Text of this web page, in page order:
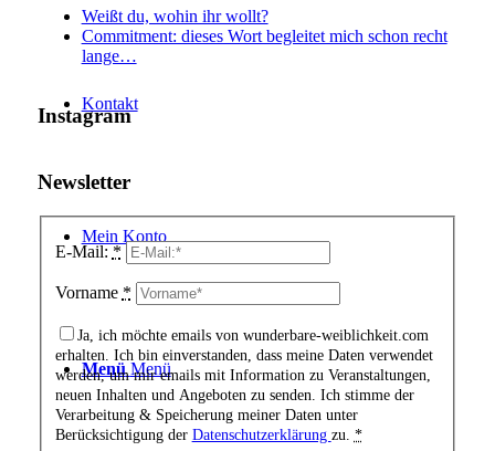
Kontakt
Mein Konto
Menü Menü
Weißt du, wohin ihr wollt?
Commitment: dieses Wort begleitet mich schon recht
lange…
Instagram
Newsletter
E-Mail: *
Vorname *
Ja, ich möchte emails von wunderbare-weiblichkeit.com
erhalten. Ich bin einverstanden, dass meine Daten verwendet
werden, um mir emails mit Information zu Veranstaltungen,
neuen Inhalten und Angeboten zu senden. Ich stimme der
Verarbeitung & Speicherung meiner Daten unter
Berücksichtigung der Datenschutzerklärung zu. *